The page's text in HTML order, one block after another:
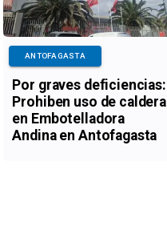
Por graves deficiencias:
Prohiben uso de caldera
en Embotelladora
Andina en Antofagasta
ANTOFAGASTA